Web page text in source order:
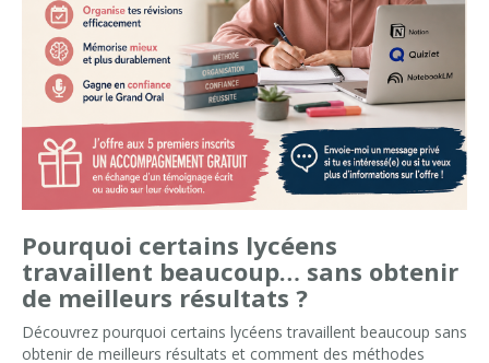
Pourquoi certains lycéens
travaillent beaucoup… sans obtenir
de meilleurs résultats ?
Découvrez pourquoi certains lycéens travaillent beaucoup sans
obtenir de meilleurs résultats et comment des méthodes